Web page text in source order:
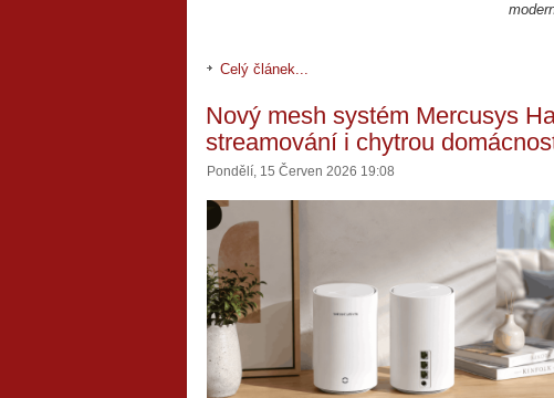
Celý článek...
Nový mesh systém Mercusys
streamování i chytrou
Pondělí, 15 Červen 2026 19:08